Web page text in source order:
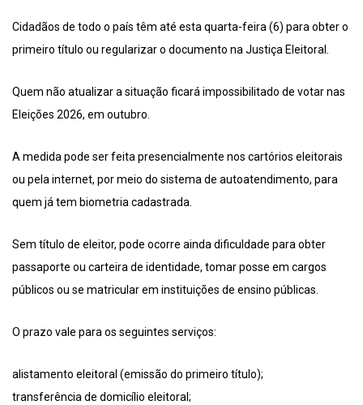
Cidadãos de todo o país têm até esta quarta-feira (6) para obter o
primeiro título ou regularizar o documento na Justiça Eleitoral.
Quem não atualizar a situação ficará impossibilitado de votar nas
Eleições 2026, em outubro.
A medida pode ser feita presencialmente nos cartórios eleitorais
ou pela internet, por meio do sistema de autoatendimento, para
quem já tem biometria cadastrada.
Sem título de eleitor, pode ocorre ainda dificuldade para obter
passaporte ou carteira de identidade, tomar posse em cargos
públicos ou se matricular em instituições de ensino públicas.
O prazo vale para os seguintes serviços:
alistamento eleitoral (emissão do primeiro título);
transferência de domicílio eleitoral;